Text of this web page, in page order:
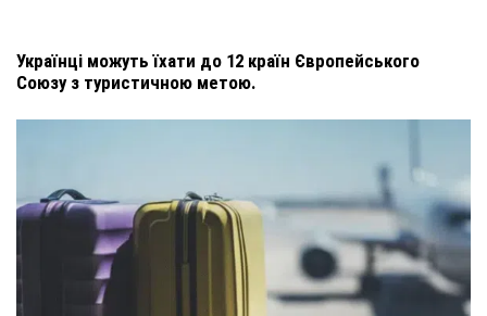
Українці можуть їхати до 12 країн Європейського
Союзу з туристичною метою.